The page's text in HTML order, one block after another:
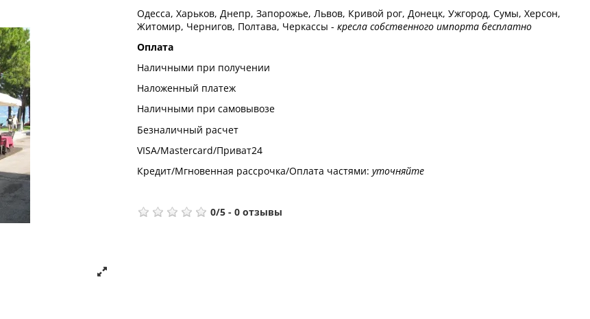
Одесса, Харьков, Днепр, Запорожье, Львов, Кривой рог, Донецк, Ужгород, Сумы, Херсон,
Житомир, Чернигов, Полтава, Черкассы - кресла собственного импорта бесплатно
Оплата
Наличными при получении
Наложенный платеж
Наличными при самовывозе
Безналичный расчет
VISA/Mastercard/Приват24
Кредит/Мгновенная рассрочка/Оплата частями: уточняйте
0/5- 0 отзывы